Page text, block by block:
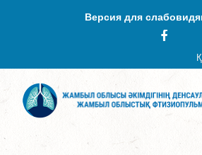
Версия для